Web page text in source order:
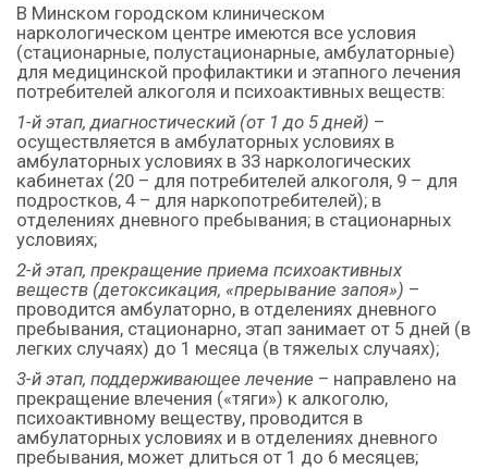
В Минском городском клиническом
наркологическом центре имеются все условия
(стационарные, полустационарные, амбулаторные)
для медицинской профилактики и этапного лечения
потребителей алкоголя и психоактивных веществ:
1-й этап, диагностический (от 1 до 5 дней) –
осуществляется в амбулаторных условиях в
амбулаторных условиях в 33 наркологических
кабинетах (20 – для потребителей алкоголя, 9 – для
подростков, 4 – для наркопотребителей); в
отделениях дневного пребывания; в стационарных
условиях;
2-й этап, прекращение приема психоактивных
веществ (детоксикация, «прерывание запоя») –
проводится амбулаторно, в отделениях дневного
пребывания, стационарно, этап занимает от 5 дней (в
легких случаях) до 1 месяца (в тяжелых случаях);
3-й этап, поддерживающее лечение – направлено на
прекращение влечения («тяги») к алкоголю,
психоактивному веществу, проводится в
амбулаторных условиях и в отделениях дневного
пребывания, может длиться от 1 до 6 месяцев;